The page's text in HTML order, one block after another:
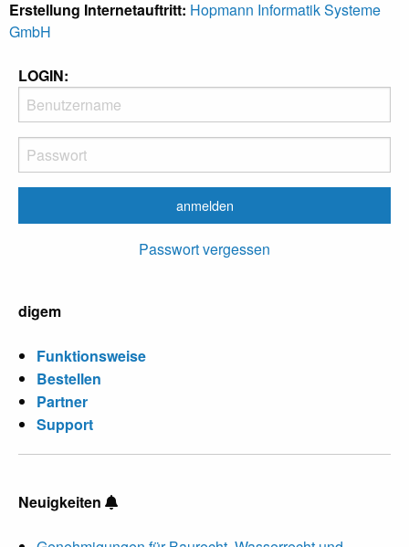
Erstellung Internetauftritt: Hopmann Informatik Systeme
GmbH
LOGIN:
Passwort vergessen
digem
Funktionsweise
Bestellen
Partner
Support
Neuigkeiten